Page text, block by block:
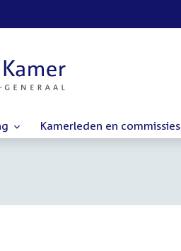
Kamerleden en commissies